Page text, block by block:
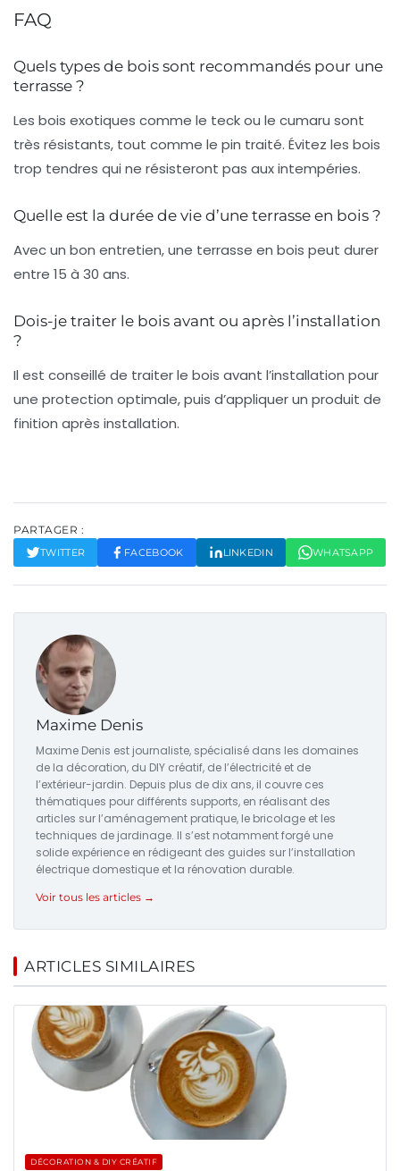
FAQ
Quels types de bois sont recommandés pour une
terrasse ?
Les bois exotiques comme le teck ou le cumaru sont
très résistants, tout comme le pin traité. Évitez les bois
trop tendres qui ne résisteront pas aux intempéries.
Quelle est la durée de vie d’une terrasse en bois ?
Avec un bon entretien, une terrasse en bois peut durer
entre 15 à 30 ans.
Dois-je traiter le bois avant ou après l’installation
?
Il est conseillé de traiter le bois avant l’installation pour
une protection optimale, puis d’appliquer un produit de
finition après installation.
PARTAGER :
TWITTER FACEBOOK LINKEDIN WHATSAPP
Maxime Denis
Maxime Denis est journaliste, spécialisé dans les domaines
de la décoration, du DIY créatif, de l’électricité et de
l’extérieur-jardin. Depuis plus de dix ans, il couvre ces
thématiques pour différents supports, en réalisant des
articles sur l’aménagement pratique, le bricolage et les
techniques de jardinage. Il s’est notamment forgé une
solide expérience en rédigeant des guides sur l’installation
électrique domestique et la rénovation durable.
Voir tous les articles →
ARTICLES SIMILAIRES
DÉCORATION & DIY CRÉATIF